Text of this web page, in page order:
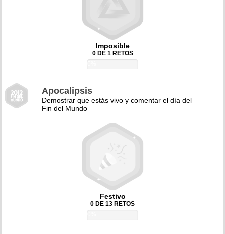
Imposible
0 DE 1 RETOS
Apocalipsis
Demostrar que estás vivo y comentar el día del
Fin del Mundo
Festivo
0 DE 13 RETOS